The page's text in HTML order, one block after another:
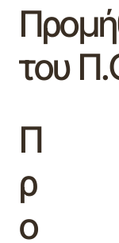
του
Π
ρ
ο